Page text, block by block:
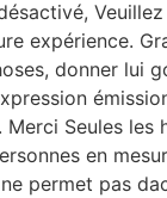
expérience.
donner lui
Seules
en
permet pas